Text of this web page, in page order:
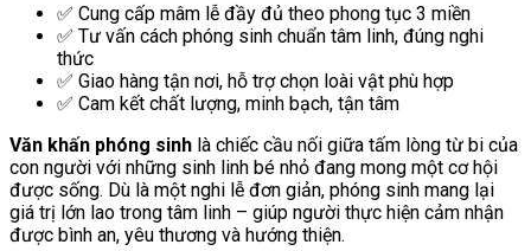
✅ Cung cấp mâm lễ đầy đủ theo phong tục 3 miền
✅ Tư vấn cách phóng sinh chuẩn tâm linh, đúng nghi
thức
✅ Giao hàng tận nơi, hỗ trợ chọn loài vật phù hợp
✅ Cam kết chất lượng, minh bạch, tận tâm
Văn khấn phóng sinh là chiếc cầu nối giữa tấm lòng từ bi của
con người với những sinh linh bé nhỏ đang mong một cơ hội
được sống. Dù là một nghi lễ đơn giản, phóng sinh mang lại
giá trị lớn lao trong tâm linh – giúp người thực hiện cảm nhận
được bình an, yêu thương và hướng thiện.